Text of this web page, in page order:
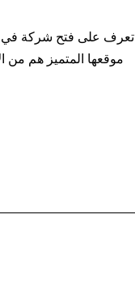
تعرف على فتح شركة في
موقعها المتميز هم من